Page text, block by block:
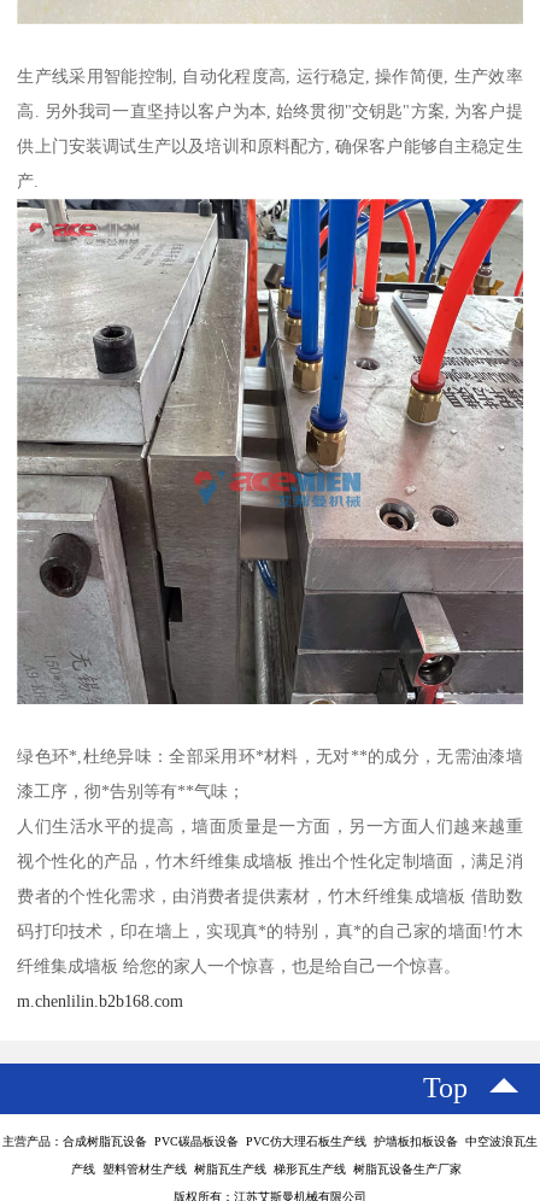
生产线采用智能控制, 自动化程度高, 运行稳定, 操作简便, 生产效率
高. 另外我司一直坚持以客户为本, 始终贯彻"交钥匙"方案, 为客户提
供上门安装调试生产以及培训和原料配方, 确保客户能够自主稳定生
产.
绿色环*,杜绝异味：全部采用环*材料，无对**的成分，无需油漆墙
漆工序，彻*告别等有**气味；
人们生活水平的提高，墙面质量是一方面，另一方面人们越来越重
视个性化的产品，竹木纤维集成墙板 推出个性化定制墙面，满足消
费者的个性化需求，由消费者提供素材，竹木纤维集成墙板 借助数
码打印技术，印在墙上，实现真*的特别，真*的自己家的墙面!竹木
纤维集成墙板 给您的家人一个惊喜，也是给自己一个惊喜。
m.chenlilin.b2b168.com
Top
主营产品：合成树脂瓦设备 PVC碳晶板设备 PVC仿大理石板生产线 护墙板扣板设备 中空波浪瓦生
产线 塑料管材生产线 树脂瓦生产线 梯形瓦生产线 树脂瓦设备生产厂家
版权所有：江苏艾斯曼机械有限公司